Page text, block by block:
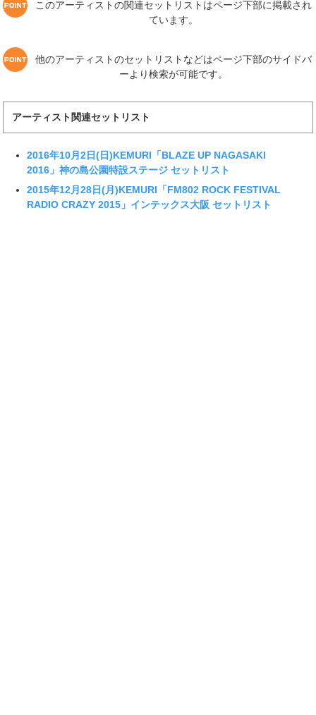
このアーティストの関連セットリストはページ下部に掲載され
ています。
他のアーティストのセットリストなどはページ下部のサイドバ
ーより検索が可能です。
アーティスト関連セットリスト
2016年10月2日(日)KEMURI「BLAZE UP NAGASAKI
2016」神の島公園特設ステージ セットリスト
2015年12月28日(月)KEMURI「FM802 ROCK FESTIVAL
RADIO CRAZY 2015」インテックス大阪 セットリスト